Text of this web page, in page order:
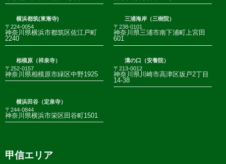
横浜都筑(東漸寺)
〒224-0054
神奈川県横浜市都筑区佐江戸町
2240
三浦海岸（三樹院）
〒238-0101
神奈川県三浦市南下浦町上宮田
601
相模原（祥泉寺）
〒252-0157
神奈川県相模原市緑区中野1925
溝の口（安養院）
〒213-0012
神奈川県川崎市高津区坂戸2丁目
14-38
横浜田谷（定泉寺）
〒244-0844
神奈川県横浜市栄区田谷町1501
甲信エリア